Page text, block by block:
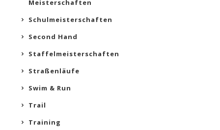
Meisterschaften
Schulmeisterschaften
Second Hand
Staffelmeisterschaften
Straßenläufe
Swim & Run
Trail
Training